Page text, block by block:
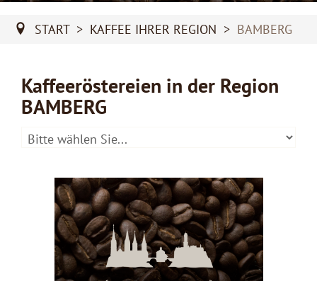
Coffee Plantation Login
Service Report
Downloads
START > KAFFEE IHRER REGION > BAMBERG
Kaffeeröstereien in der Region
BAMBERG